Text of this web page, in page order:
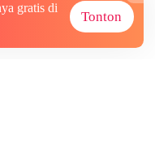
gratis di
Tonton